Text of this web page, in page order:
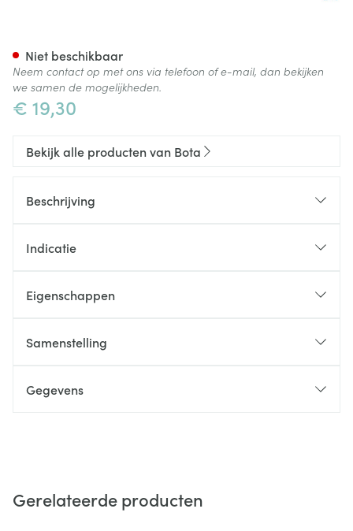
€ 19,30
Niet beschikbaar
Neem contact op met ons via telefoon of e-mail, dan bekijken
we samen de mogelijkheden.
Bekijk alle producten van Bota
Beschrijving
Indicatie
Eigenschappen
Samenstelling
Gegevens
Gerelateerde producten